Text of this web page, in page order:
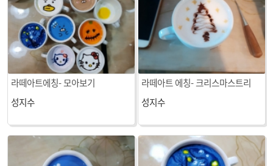
라떼아트에칭- 모아보기
성지수
라떼아트 에칭- 크리스마스트리
성지수